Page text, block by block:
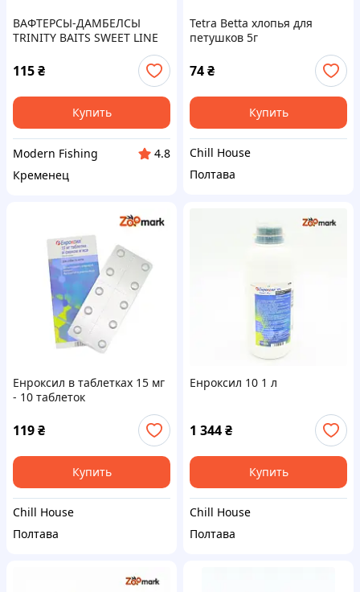
ВАФТЕРСЫ-ДАМБЕЛСЫ
TRINITY BAITS SWEET LINE
"ULTRA Crayfish-Corn" 8Х12
ММ
115₴
Купить
Modern Fishing
4.8
Кременец
Tetra Betta хлопья для
петушков 5г
74₴
Купить
Chill House
Полтава
Енроксил в таблетках 15 мг
- 10 таблеток
119₴
Купить
Chill House
Полтава
Енроксил 10 1 л
1 344₴
Купить
Chill House
Полтава